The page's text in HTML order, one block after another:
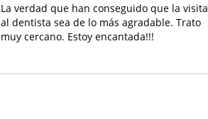
La verdad que han conseguido que la visita
al dentista sea de lo más agradable. Trato
muy cercano. Estoy encantada!!!